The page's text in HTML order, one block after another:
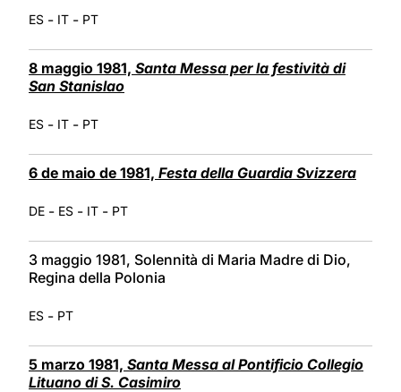
ES - IT - PT
8 maggio 1981, Santa Messa per la festività di
San Stanislao
ES - IT - PT
6 de maio de 1981, Festa della Guardia Svizzera
DE - ES - IT - PT
3 maggio 1981, Solennità di Maria Madre di Dio,
Regina della Polonia
ES - PT
5 marzo 1981, Santa Messa al Pontificio Collegio
Lituano di S. Casimiro